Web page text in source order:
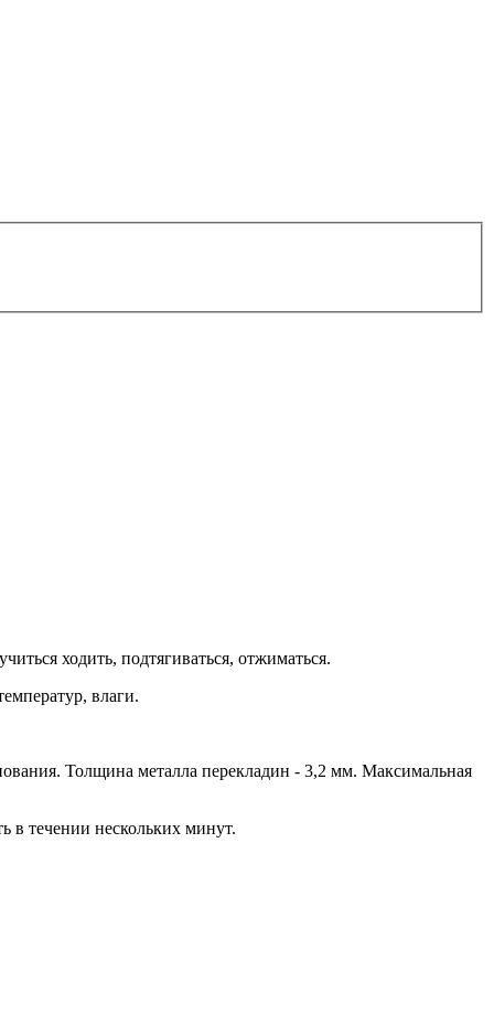
ходить, подтягиваться, отжиматься.
влаги.
Толщина металла перекладин - 3,2 мм. Максимальная
в течении нескольких минут.